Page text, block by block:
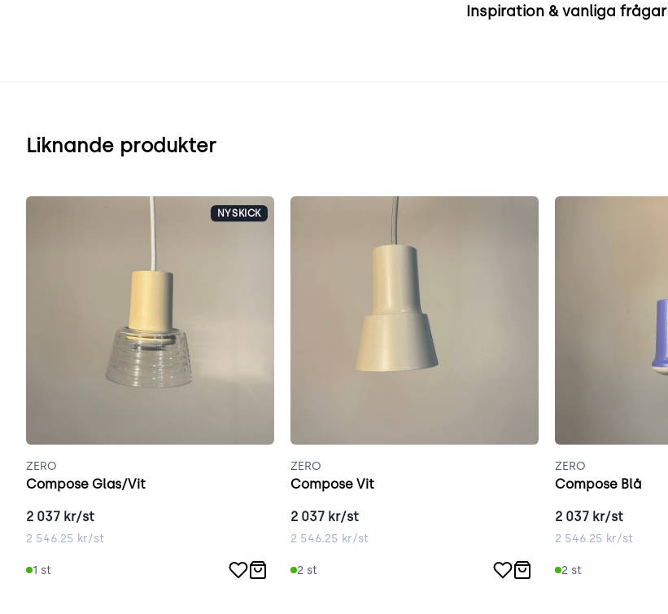
Inspiration & vanliga frågar
Liknande produkter
NYSKICK
ZERO
Compose Glas/Vit
2 037 kr/st
2 546.25 kr/st
1 st
ZERO
Compose Vit
2 037 kr/st
2 546.25 kr/st
2 st
ZERO
Compose Blå
2 037 kr/st
2 546.25 kr/st
2 st